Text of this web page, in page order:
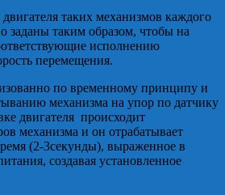
таких механизмов каждого
заданы таким образом, чтобы на
исполнению
перемещения.
по временному принципу и
механизма на упор по датчику
двигателя происходит
механизма и он отрабатывает
(2-3секунды), выраженное в
создавая установленное